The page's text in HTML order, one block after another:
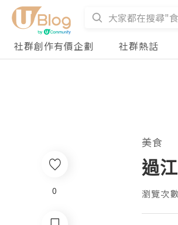
社群創作有價企劃
社群熱話
0
美食
過
瀏覽次